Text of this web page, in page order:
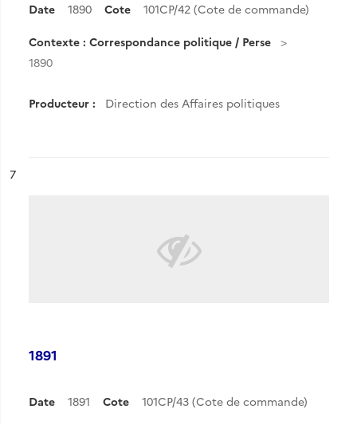
Date 1890 Cote 101CP/42 (Cote de commande)
Contexte : Correspondance politique / Perse
1890
Producteur : Direction des Affaires politiques
n°
7
1891
Date 1891 Cote 101CP/43 (Cote de commande)